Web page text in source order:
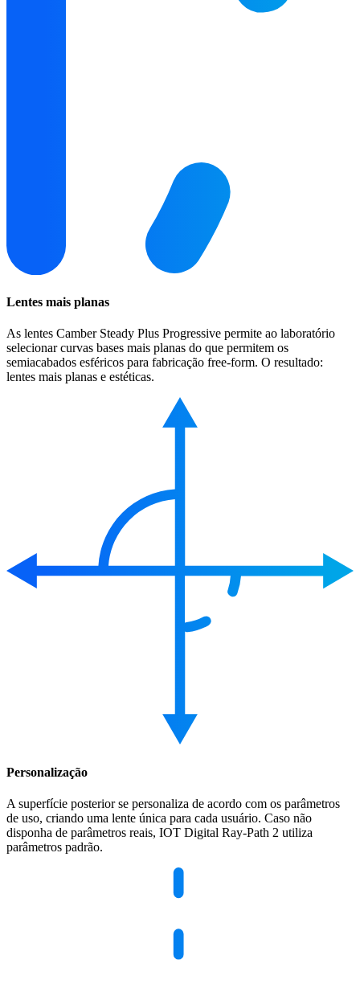
Lentes mais planas
As lentes Camber Steady Plus Progressive permite ao laboratório
selecionar curvas bases mais planas do que permitem os
semiacabados esféricos para fabricação free-form. O resultado:
lentes mais planas e estéticas.
Personalização
A superfície posterior se personaliza de acordo com os parâmetros
de uso, criando uma lente única para cada usuário. Caso não
disponha de parâmetros reais, IOT Digital Ray-Path 2 utiliza
parâmetros padrão.